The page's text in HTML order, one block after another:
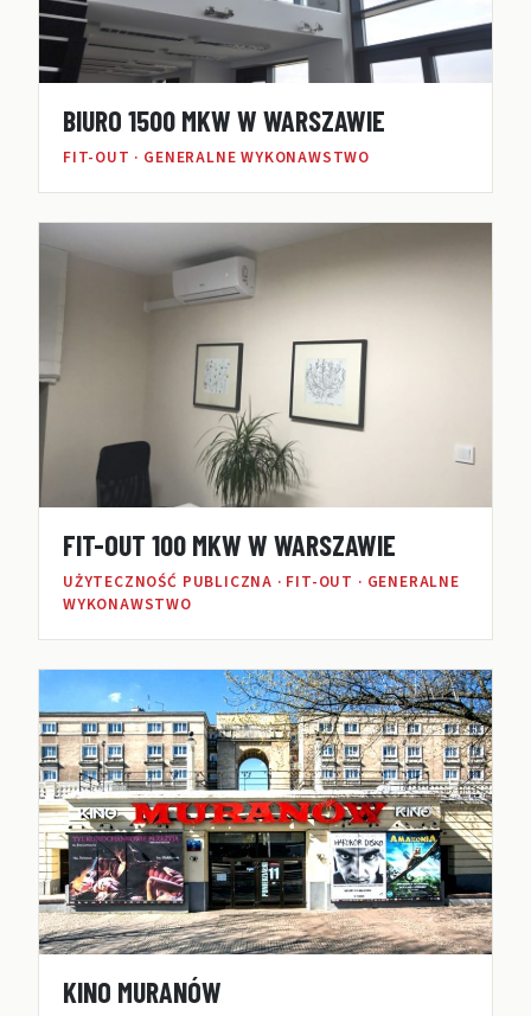
BIURO 1500 MKW W WARSZAWIE
FIT-OUT · GENERALNE WYKONAWSTWO
FIT-OUT 100 MKW W WARSZAWIE
UŻYTECZNOŚĆ PUBLICZNA · FIT-OUT · GENERALNE
WYKONAWSTWO
KINO MURANÓW